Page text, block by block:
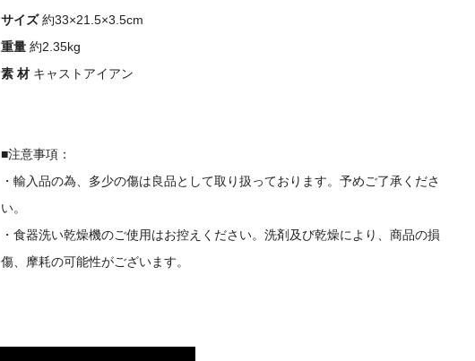
サイズ約33×21.5×3.5cm
重量 約2.35kg
素 材 キャストアイアン
■注意事項：
・輸入品の為、多少の傷は良品として取り扱っております。予めご了承くださ
い。
・食器洗い乾燥機のご使用はお控えください。洗剤及び乾燥により、商品の損
傷、摩耗の可能性がございます。